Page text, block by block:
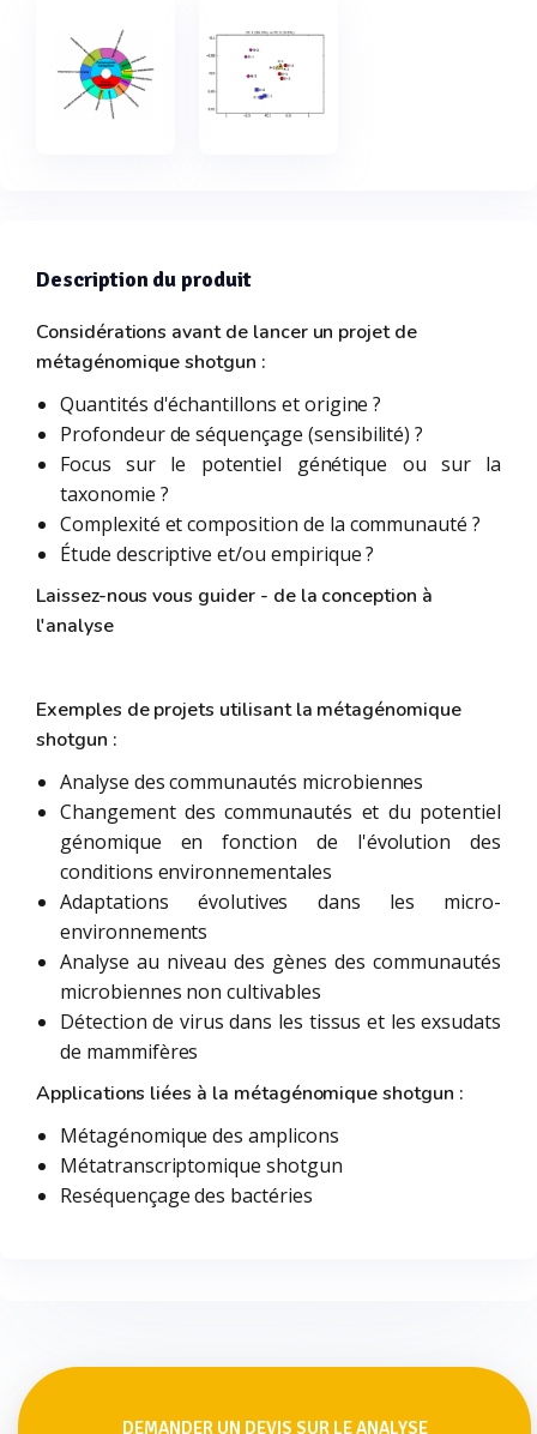
Description du produit
Considérations avant de lancer un projet de
métagénomique shotgun :
Quantités d'échantillons et origine ?
Profondeur de séquençage (sensibilité) ?
Focus sur le potentiel génétique ou sur la
taxonomie ?
Complexité et composition de la communauté ?
Étude descriptive et/ou empirique ?
Laissez-nous vous guider - de la conception à
l'analyse
Exemples de projets utilisant la métagénomique
shotgun :
Analyse des communautés microbiennes
Changement des communautés et du potentiel
génomique en fonction de l'évolution des
conditions environnementales
Adaptations évolutives dans les micro-
environnements
Analyse au niveau des gènes des communautés
microbiennes non cultivables
Détection de virus dans les tissus et les exsudats
de mammifères
Applications liées à la métagénomique shotgun :
Métagénomique des amplicons
Métatranscriptomique shotgun
Reséquençage des bactéries
DEMANDER UN DEVIS SUR LE ANALYSE